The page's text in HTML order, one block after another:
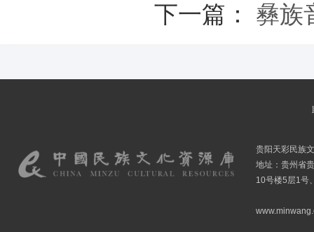
下一篇： 彝族
贵阳天彩民族
地址：贵州省
10号楼5层1号